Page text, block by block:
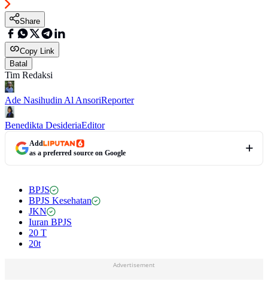
Share
Copy Link
Batal
Tim Redaksi
Ade Nasihudin Al AnsoriReporter
Benedikta DesideriaEditor
Add
as a preferred source on Google
BPJS
BPJS Kesehatan
JKN
Iuran BPJS
20 T
20t
Advertisement